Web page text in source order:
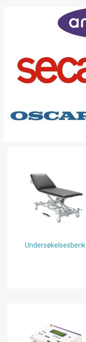
Undersøkelsesbenk